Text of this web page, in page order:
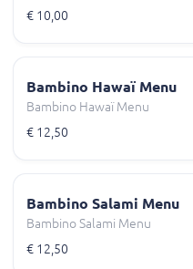
€ 10,00
Bambino Hawaï Menu
Bambino Hawaï Menu
€ 12,50
Bambino Salami Menu
Bambino Salami Menu
€ 12,50